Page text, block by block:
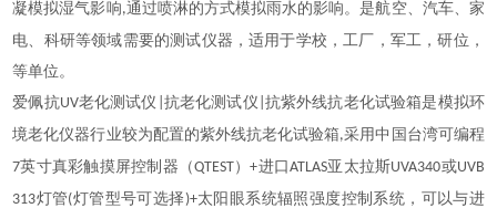
凝模拟湿气影响,通过喷淋的方式模拟雨水的影响。是航空、汽车、家
电、科研等领域需要的测试仪器，适用于学校，工厂，军工，研位，
等单位。
爱佩抗UV老化测试仪 抗老化测试仪| 抗紫外线抗老化试验箱是模拟环
境老化仪器行业较为配置的紫外线抗老化试验箱,采用中国台湾可编程
7英寸真彩触摸屏控制器（QTEST）+进口ATLAS亚太拉斯UVA340或UVB
313灯管(灯管型号可选择 )+太阳眼系统辐照强度控制系统，可以与进